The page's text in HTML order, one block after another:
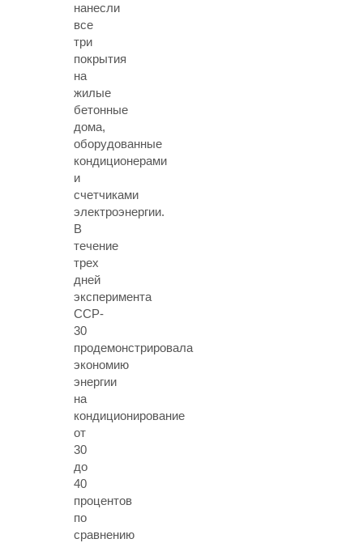
нанесли
все
три
покрытия
на
жилые
бетонные
дома,
оборудованные
кондиционерами
и
счетчиками
электроэнергии.
В
течение
трех
дней
эксперимента
CCP-
30
продемонстрировала
экономию
энергии
на
кондиционирование
от
30
до
40
процентов
по
сравнению